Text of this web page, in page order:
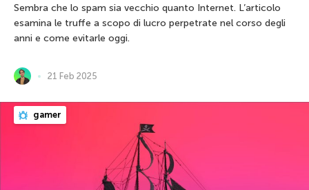
Sembra che lo spam sia vecchio quanto Internet. L’articolo
esamina le truffe a scopo di lucro perpetrate nel corso degli
anni e come evitarle oggi.
21 Feb 2025
gamer